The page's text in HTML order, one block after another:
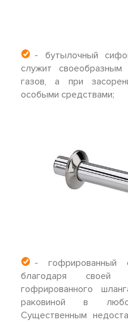
- бутылочный
служит
газов, а при
особыми средствами;
-
благодаря
гофрированного
раковиной в
Существенным